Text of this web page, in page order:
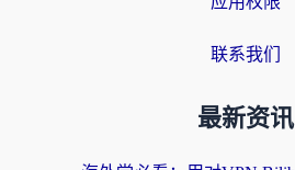
联系我们
最新资讯